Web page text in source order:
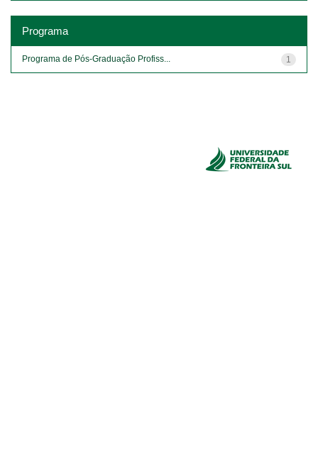
Programa
1
Programa de Pós-Graduação Profiss...